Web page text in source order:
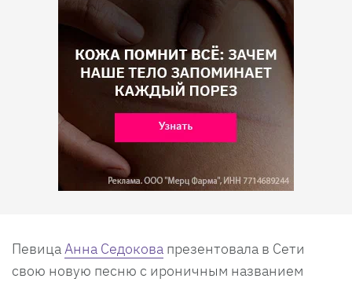
ПевицаАнна Седокова презентовала в Сети
свою новую песню с ироничным названием